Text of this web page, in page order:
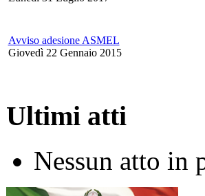
Avviso adesione ASMEL
Giovedì 22 Gennaio 2015
Ultimi atti
Nessun atto in